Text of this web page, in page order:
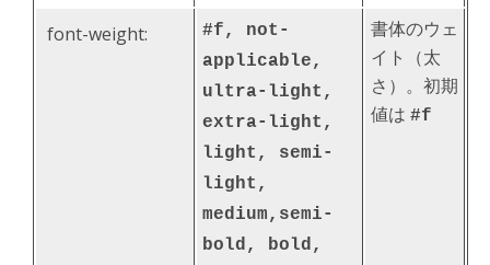
font-weight:
#f, not-
applicable,
ultra-light,
extra-light,
light, semi-
light,
medium,semi-
bold, bold,
書体のウェ
イト（太
さ）。初期
値は #f